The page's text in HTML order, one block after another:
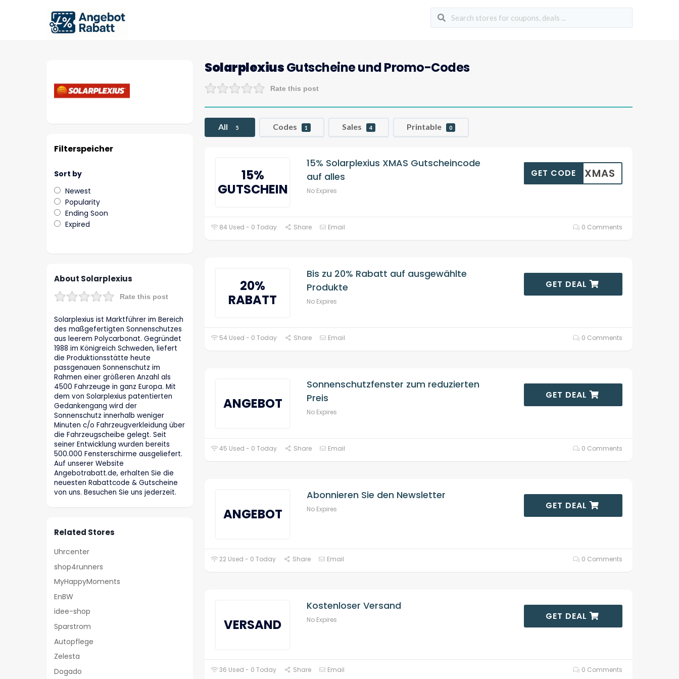
SolarplexiusGutscheine und Promo-Codes
Rate this post
All 5 Codes 1 Sales 4 Printable 0
15%
GUTSCHEIN
15% Solarplexius XMAS Gutscheincode
auf alles
No Expires
XMAS
GET CODE
84 Used - 0 Today Share Email 0 Comments
20%
RABATT
Bis zu 20% Rabatt auf ausgewählte
Produkte
No Expires
GET DEAL
54 Used - 0 Today Share Email 0 Comments
ANGEBOT
Sonnenschutzfenster zum reduzierten
Preis
No Expires
GET DEAL
45 Used - 0 Today Share Email 0 Comments
ANGEBOT
Abonnieren Sie den Newsletter
No Expires GET DEAL
22 Used - 0 Today Share Email 0 Comments
VERSAND
Kostenloser Versand
No Expires GET DEAL
36 Used - 0 Today Share Email 0 Comments
Filterspeicher
Sort by
Newest
Popularity
Ending Soon
Expired
About Solarplexius
Rate this post
Solarplexius ist Marktführer im Bereich
des maßgefertigten Sonnenschutzes
aus leerem Polycarbonat. Gegründet
1988 im Königreich Schweden, liefert
die Produktionsstätte heute
passgenauen Sonnenschutz im
Rahmen einer größeren Anzahl als
4500 Fahrzeuge in ganz Europa. Mit
dem von Solarplexius patentierten
Gedankengang wird der
Sonnenschutz innerhalb weniger
Minuten c/o Fahrzeugverkleidung über
die Fahrzeugscheibe gelegt. Seit
seiner Entwicklung wurden bereits
500.000 Fensterschirme ausgeliefert.
Auf unserer Website
Angebotrabatt.de, erhalten Sie die
neuesten Rabattcode & Gutscheine
von uns. Besuchen Sie uns jederzeit.
Related Stores
Uhrcenter
shop4runners
MyHappyMoments
EnBW
idee-shop
Sparstrom
Autopflege
Zelesta
Dogado